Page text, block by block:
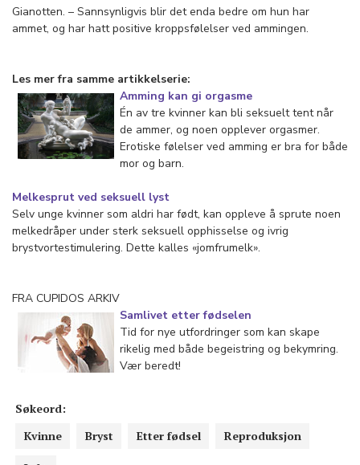
Gianotten. – Sannsynligvis blir det enda bedre om hun har
ammet, og har hatt positive kroppsfølelser ved ammingen.
Les mer fra samme artikkelserie:
Amming kan gi orgasme
Én av tre kvinner kan bli seksuelt tent når
de ammer, og noen opplever orgasmer.
Erotiske følelser ved amming er bra for både
mor og barn.
Melkesprut ved seksuell lyst
Selv unge kvinner som aldri har født, kan oppleve å sprute noen
melkedråper under sterk seksuell opphisselse og ivrig
brystvortestimulering. Dette kalles «jomfrumelk».
FRA CUPIDOS ARKIV
Samlivet etter fødselen
Tid for nye utfordringer som kan skape
rikelig med både begeistring og bekymring.
Vær beredt!
Søkeord:
Kvinne
Bryst Etter fødsel Reproduksjon